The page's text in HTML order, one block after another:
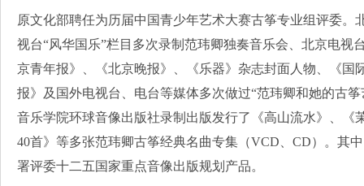
原文化部聘任为历届中国青少年艺术大赛古筝专业组评委。
视台“风华国乐”栏目多次录制范玮卿独奏音乐会、北京电视
京青年报》、《北京晚报》、《乐器》杂志封面人物、《国
报》及国外电视台、电台等媒体多次做过“范玮卿和她的古
音乐学院环球音像出版社录制出版发行了《高山流水》、《
40首》等多张范玮卿古筝经典名曲专集（VCD、CD）。其
署评委十二五国家重点音像出版规划产品。